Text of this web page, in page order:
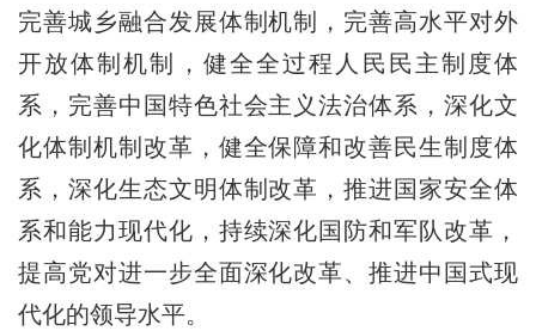
完善城乡融合发展体制机制，完善高水平对外
开放体制机制，健全全过程人民民主制度体
系，完善中国特色社会主义法治体系，深化文
化体制机制改革，健全保障和改善民生制度体
系，深化生态文明体制改革，推进国家安全体
系和能力现代化，持续深化国防和军队改革，
提高党对进一步全面深化改革、推进中国式现
代化的领导水平。